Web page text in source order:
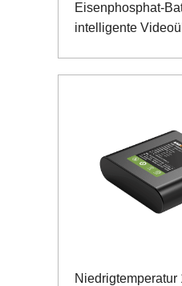
Eisenphosphat-
intelligente
Niedrigtemperatur